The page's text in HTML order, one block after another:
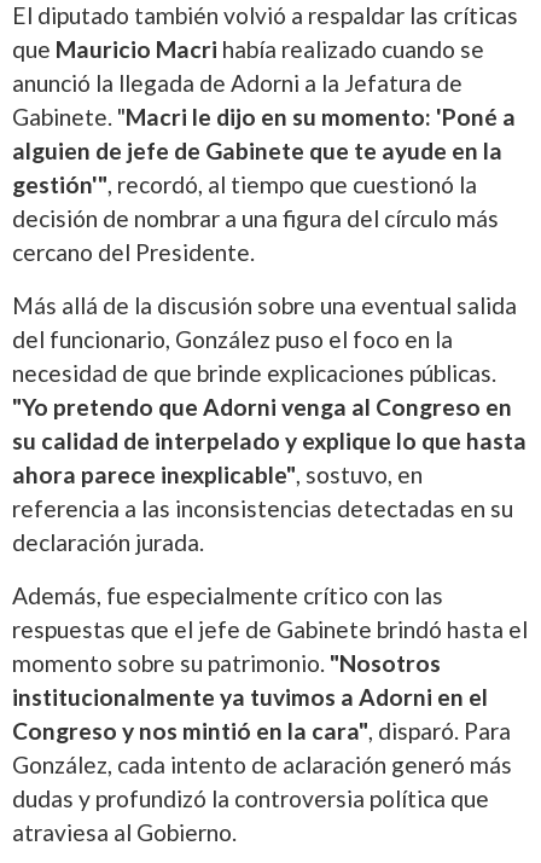
El diputado también volvió a respaldar las críticas
que Mauricio Macri había realizado cuando se
anunció la llegada de Adorni a la Jefatura de
Gabinete. "Macri le dijo en su momento: 'Poné a
alguien de jefe de Gabinete que te ayude en la
gestión'", recordó, al tiempo que cuestionó la
decisión de nombrar a una figura del círculo más
cercano del Presidente.
Más allá de la discusión sobre una eventual salida
del funcionario, González puso el foco en la
necesidad de que brinde explicaciones públicas.
"Yo pretendo que Adorni venga al Congreso en
su calidad de interpelado y explique lo que hasta
ahora parece inexplicable", sostuvo, en
referencia a las inconsistencias detectadas en su
declaración jurada.
Además, fue especialmente crítico con las
respuestas que el jefe de Gabinete brindó hasta el
momento sobre su patrimonio. "Nosotros
institucionalmente ya tuvimos a Adorni en el
Congreso y nos mintió en la cara", disparó. Para
González, cada intento de aclaración generó más
dudas y profundizó la controversia política que
atraviesa al Gobierno.